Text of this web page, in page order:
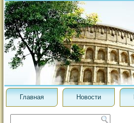
Главная Новости